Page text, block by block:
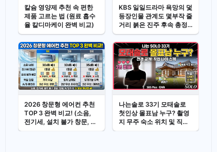
칼슘 영양제 추천 속 편한
제품 고르는 법 (원료 흡수
율 칼디마케이 완벽 비교)
KBS 일일드라마 욕망의 덫
등장인물 관계도 몇부작 줄
거리 붉은 진주 후속 총정
리
2026 창문형 에어컨 추천
TOP 3 완벽 비교! (소음,
전기세, 설치 불가 창문, 단
나는솔로 33기 모태솔로
첫인상 몰표남 누구? 촬영
지 무주 숙소 위치 및 직업